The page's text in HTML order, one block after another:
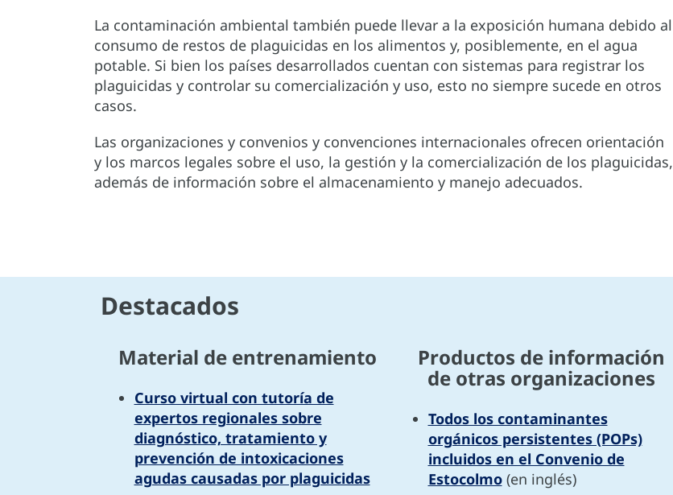
La contaminación ambiental también puede llevar a la exposición humana debido al
consumo de restos de plaguicidas en los alimentos y, posiblemente, en el agua
potable. Si bien los países desarrollados cuentan con sistemas para registrar los
plaguicidas y controlar su comercialización y uso, esto no siempre sucede en otros
casos.
Las organizaciones y convenios y convenciones internacionales ofrecen orientación
y los marcos legales sobre el uso, la gestión y la comercialización de los plaguicidas,
además de información sobre el almacenamiento y manejo adecuados.
Destacados
Material de entrenamiento
Curso virtual con tutoría de
expertos regionales sobre
diagnóstico, tratamiento y
prevención de intoxicaciones
agudas causadas por plaguicidas
Productos de información
de otras organizaciones
Todos los contaminantes
orgánicos persistentes (POPs)
incluidos en el Convenio de
Estocolmo(en inglés)